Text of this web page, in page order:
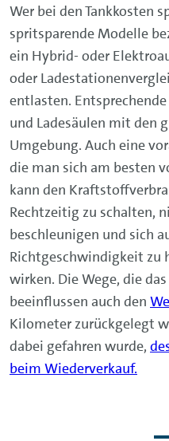
Wer bei den Tankkosten
spritsparende Modelle
ein Hybrid- oder
oder
entlasten.
und Ladesäulen mit den
Umgebung. Auch eine
die man sich am besten
kann den
Rechtzeitig zu schalten,
beschleunigen und sich
Richtgeschwindigkeit zu
wirken. Die Wege, die
beeinflussen auch den
Kilometer zurückgelegt
dabei gefahren wurde,
beim Wiederverkauf.